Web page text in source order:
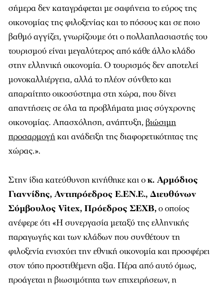
σήμερα δεν καταγράφεται με σαφήνεια το εύρος της
οικονομίας της φιλοξενίας και το πόσους και σε ποιο
βαθμό αγγίζει, γνωρίζουμε ότι ο πολλαπλασιαστής του
τουρισμού είναι μεγαλύτερος από κάθε άλλο κλάδο
στην ελληνική οικονομία. Ο τουρισμός δεν αποτελεί
μονοκαλλιέργεια, αλλά το πλέον σύνθετο και
απαραίτητο οικοσύστημα στη χώρα, που δίνει
απαντήσεις σε όλα τα προβλήματα μιας σύγχρονης
οικονομίας. Απασχόληση, ανάπτυξη, βιώσιμη
προσαρμογήκαι ανάδειξη της διαφορετικότητας της
χώρας.».
Στην ίδια κατεύθυνση κινήθηκε και οκ. Αρμόδιος
Γιαννίδης, Αντιπρόεδρος Ε.ΕΝ.Ε., Διευθύνων
Σύμβουλος Vitex, Πρόεδρος ΣΕΧΒ,ο οποίος
ανέφερε ότι «Η συνεργασία μεταξύ της ελληνικής
παραγωγής και των κλάδων που συνθέτουν τη
φιλοξενία ενισχύει την εθνική οικονομία και προσφέρει
στον τόπο προστιθέμενη αξία. Πέρα από αυτό όμως,
προάγεται η βιωσιμότητα των επιχειρήσεων, η